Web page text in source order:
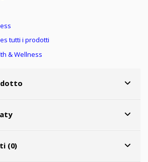
tutti i prodotti
& Wellness
(0)